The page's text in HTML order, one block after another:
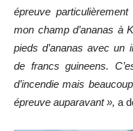
épreuve
mon champ d’ananas à
pieds d’ananas avec un
de francs guineens.
d’incendie mais
épreuve auparavant », a